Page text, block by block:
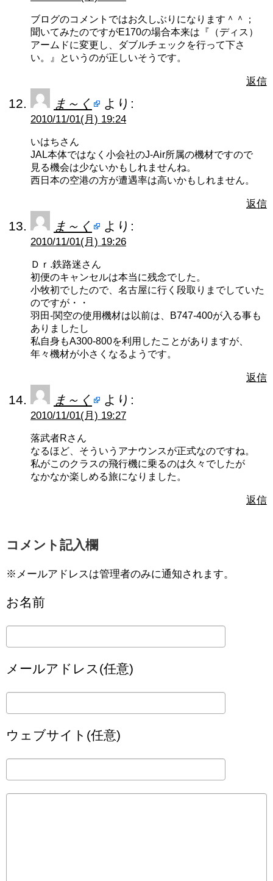
ブログのコメントではお久しぶりになります＾＾；
聞いてみたのですがE170の場合本来は『（ディス）
アームドに変更し、ダブルチェックを行って下さ
い。』というのが正しいそうです。
返信
ま～く より:
2010/11/01(月) 19:24
いはちさん
JAL本体ではなく小会社のJ-Air所属の機材ですので
見る機会は少ないかもしれませんね。
西日本の空港の方が遭遇率は高いかもしれません。
返信
ま～く より:
2010/11/01(月) 19:26
Ｄｒ.鉄路迷さん
初便のキャンセルは本当に残念でした。
小牧初でしたので、名古屋に行く段取りまでしていた
のですが・・
羽田-関空の使用機材は以前は、B747-400が入る事も
ありましたし
私自身もA300-800を利用したことがありますが、
年々機材が小さくなるようです。
返信
ま～く より:
2010/11/01(月) 19:27
落武者Rさん
なるほど、そういうアナウンスが正式なのですね。
私がこのクラスの飛行機に乗るのは久々でしたが
なかなか楽しめる旅になりました。
返信
コメント記入欄
※メールアドレスは管理者のみに通知されます。
お名前
メールアドレス(任意)
ウェブサイト(任意)